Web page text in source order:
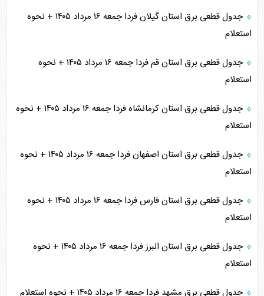
جدول قطعی برق استان گیلان فردا جمعه ۱۶ مرداد ۱۴۰۵ + نحوه
استعلام
جدول قطعی برق استان قم فردا جمعه ۱۶ مرداد ۱۴۰۵ + نحوه
استعلام
جدول قطعی برق استان کرمانشاه فردا جمعه ۱۶ مرداد ۱۴۰۵ + نحوه
استعلام
جدول قطعی برق استان اصفهان فردا جمعه ۱۶ مرداد ۱۴۰۵ + نحوه
استعلام
جدول قطعی برق استان فارس فردا جمعه ۱۶ مرداد ۱۴۰۵ + نحوه
استعلام
جدول قطعی برق استان البرز فردا جمعه ۱۶ مرداد ۱۴۰۵ + نحوه
استعلام
جدول قطعی برق مشهد فردا جمعه ۱۶ مرداد ۱۴۰۵ + نحوه استعلام